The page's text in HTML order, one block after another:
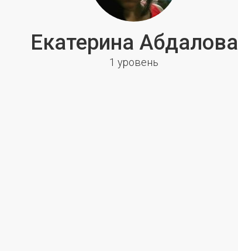
Екатерина Абдалова
1 уровень